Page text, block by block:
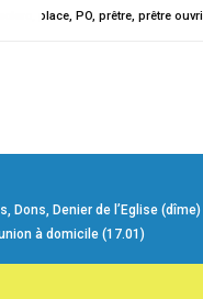
place, PO, prêtre, prêtre
Dons, Denier de l’Eglise
à domicile (17.01)